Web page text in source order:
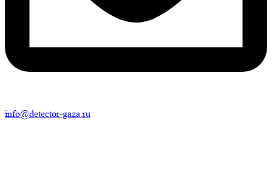
info@detector-gaza.ru